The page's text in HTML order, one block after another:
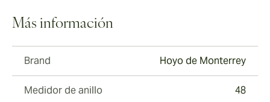
Más información
Brand Hoyo de Monterrey
Medidor de anillo 48